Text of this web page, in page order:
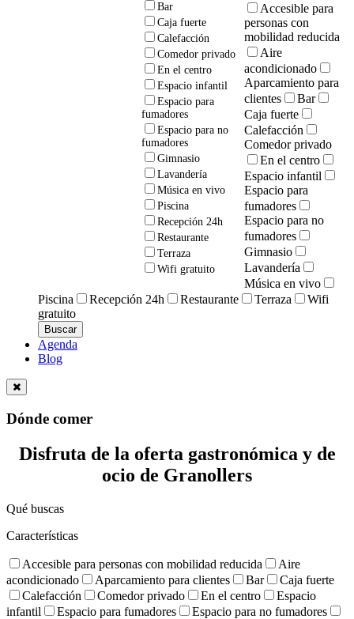
Bar
Caja fuerte
Calefacción
Comedor privado
En el centro
Espacio infantil
Espacio para
fumadores
Espacio para no
fumadores
Gimnasio
Lavandería
Música en vivo
Piscina
Recepción 24h
Restaurante
Terraza
Wifi gratuito
Accesible para
personas con
mobilidad reducida
Aire
acondicionado
Aparcamiento para
clientes
Bar
Caja fuerte
Calefacción
Comedor privado
En el centro
Espacio infantil
Espacio para
fumadores
Espacio para no
fumadores
Gimnasio
Lavandería
Música en vivo
Piscina
Recepción 24h Restaurante Terraza
Wifi
gratuito
Agenda
Blog
Dónde comer
Disfruta de la oferta gastronómica y de
ocio de Granollers
Qué buscas
Características
Accesible para personas con mobilidad reducida
Aire
acondicionado
Aparcamiento para clientes Bar
Caja fuerte
Calefacción
Comedor privado En el centro
Espacio
infantil
Espacio para fumadores
Espacio para no fumadores